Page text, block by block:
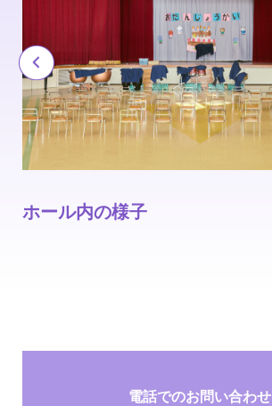
ホール内の様子
電話でのお問い合わせ